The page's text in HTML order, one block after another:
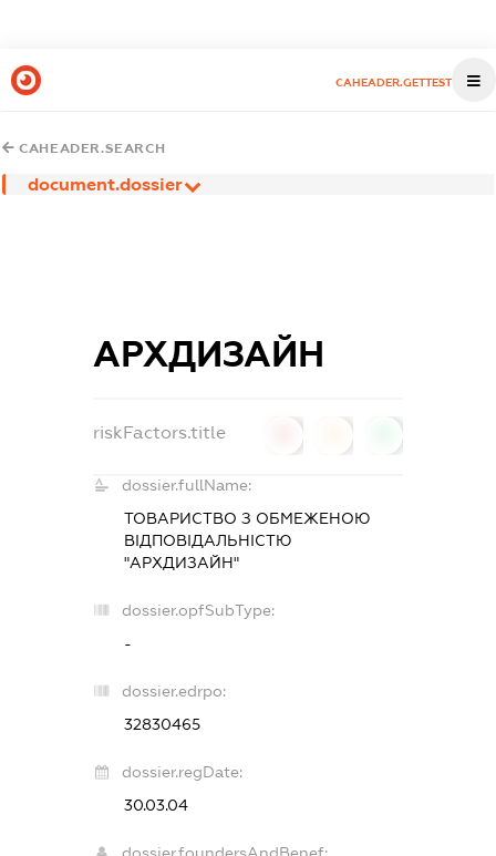
CAHEADER.GETTEST
CAHEADER.SEARCH
document.dossier
АРХДИЗАЙН
riskFactors.title
dossier.fullName:
ТОВАРИСТВО З ОБМЕЖЕНОЮ
ВІДПОВІДАЛЬНІСТЮ
"АРХДИЗАЙН"
dossier.opfSubType:
-
dossier.edrpo:
32830465
dossier.regDate:
30.03.04